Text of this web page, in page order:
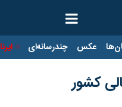
عکس چندرسانه‌ای ایرنا TV